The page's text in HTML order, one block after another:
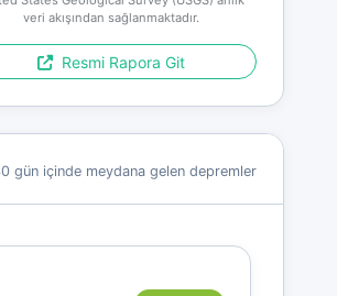
veri akışından sağlanmaktadır.
Resmi Rapora Git
gün içinde meydana gelen depremler